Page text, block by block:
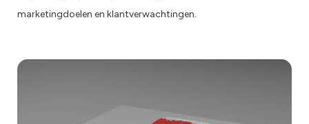
marketingdoelen en klantverwachtingen.